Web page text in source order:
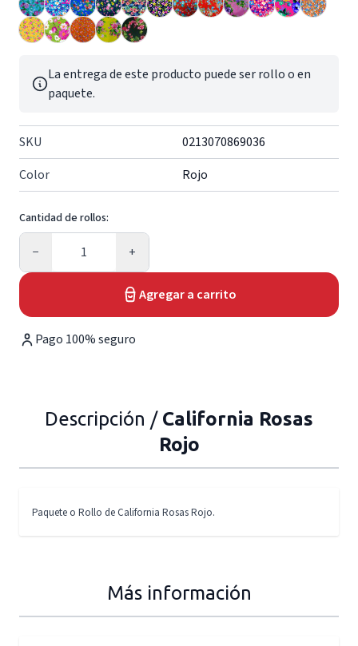
La entrega de este producto puede ser rollo o en
paquete.
SKU
0213070869036
Color
Rojo
Cantidad de rollos:
−
Cantidad
+
Agregar a carrito
Pago 100% seguro
Descripción / California Rosas
Rojo
Paquete o Rollo de California Rosas Rojo.
Más información